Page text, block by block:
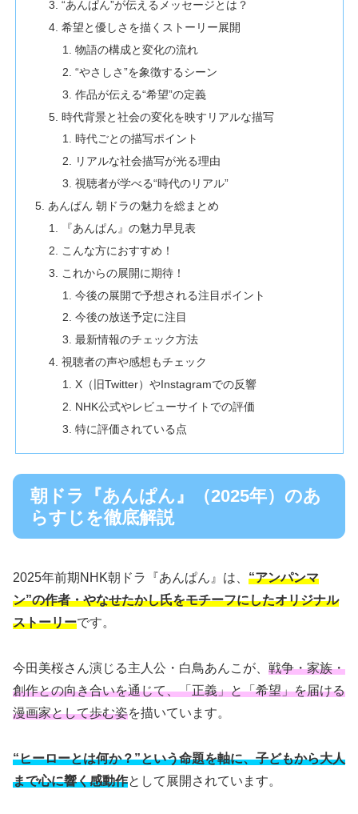
“あんぱん”が伝えるメッセージとは？
希望と優しさを描くストーリー展開
物語の構成と変化の流れ
“やさしさ”を象徴するシーン
作品が伝える“希望”の定義
時代背景と社会の変化を映すリアルな描写
時代ごとの描写ポイント
リアルな社会描写が光る理由
視聴者が学べる“時代のリアル”
あんぱん 朝ドラの魅力を総まとめ
『あんぱん』の魅力早見表
こんな方におすすめ！
これからの展開に期待！
今後の展開で予想される注目ポイント
今後の放送予定に注目
最新情報のチェック方法
視聴者の声や感想もチェック
X（旧Twitter）やInstagramでの反響
NHK公式やレビューサイトでの評価
特に評価されている点
朝ドラ『あんぱん』（2025年）のあ
らすじを徹底解説
2025年前期NHK朝ドラ『あんぱん』は、 “アンパンマ
ン”の作者・やなせたかし氏をモチーフにしたオリジナル
ストーリーです。
今田美桜さん演じる主人公・白鳥あんこが、 戦争・家族・
創作との向き合いを通じて、「正義」と「希望」を届ける
漫画家として歩む姿を描いています。
“ヒーローとは何か？”という命題を軸に、子どもから大人
まで心に響く感動作として展開されています。